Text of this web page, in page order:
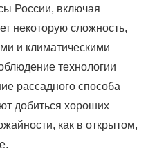
России, включая
некоторую сложность,
и климатическими
технологии
рассадного способа
добиться хороших
как в открытом,